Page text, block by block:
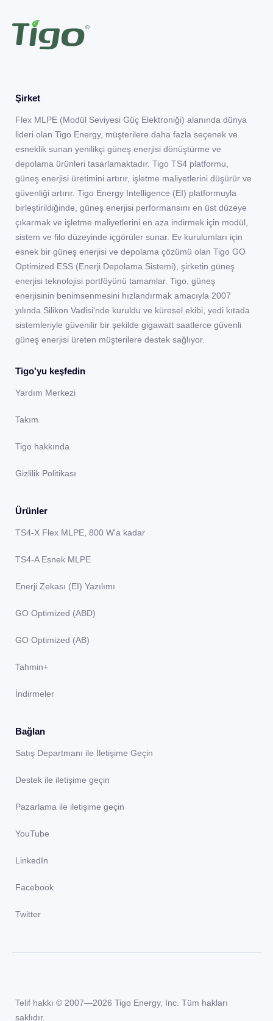
Şirket
Flex MLPE (Modül Seviyesi Güç Elektroniği) alanında dünya
lideri olan Tigo Energy, müşterilere daha fazla seçenek ve
esneklik sunan yenilikçi güneş enerjisi dönüştürme ve
depolama ürünleri tasarlamaktadır. Tigo TS4 platformu,
güneş enerjisi üretimini artırır, işletme maliyetlerini düşürür ve
güvenliği artırır. Tigo Energy Intelligence (EI) platformuyla
birleştirildiğinde, güneş enerjisi performansını en üst düzeye
çıkarmak ve işletme maliyetlerini en aza indirmek için modül,
sistem ve filo düzeyinde içgörüler sunar. Ev kurulumları için
esnek bir güneş enerjisi ve depolama çözümü olan Tigo GO
Optimized ESS (Enerji Depolama Sistemi), şirketin güneş
enerjisi teknolojisi portföyünü tamamlar. Tigo, güneş
enerjisinin benimsenmesini hızlandırmak amacıyla 2007
yılında Silikon Vadisi'nde kuruldu ve küresel ekibi, yedi kıtada
sistemleriyle güvenilir bir şekilde gigawatt saatlerce güvenli
güneş enerjisi üreten müşterilere destek sağlıyor.
Tigo'yu keşfedin
Yardım Merkezi
Takım
Tigo hakkında
Gizlilik Politikası
Ürünler
TS4-X Flex MLPE, 800 W'a kadar
TS4-A Esnek MLPE
Enerji Zekası (EI) Yazılımı
GO Optimized (ABD)
GO Optimized (AB)
Tahmin+
İndirmeler
Bağlan
Satış Departmanı ile İletişime Geçin
Destek ile iletişime geçin
Pazarlama ile iletişime geçin
YouTube
LinkedIn
Facebook
Twitter
Telif hakkı © 2007—2026 Tigo Energy, Inc. Tüm hakları
saklıdır.